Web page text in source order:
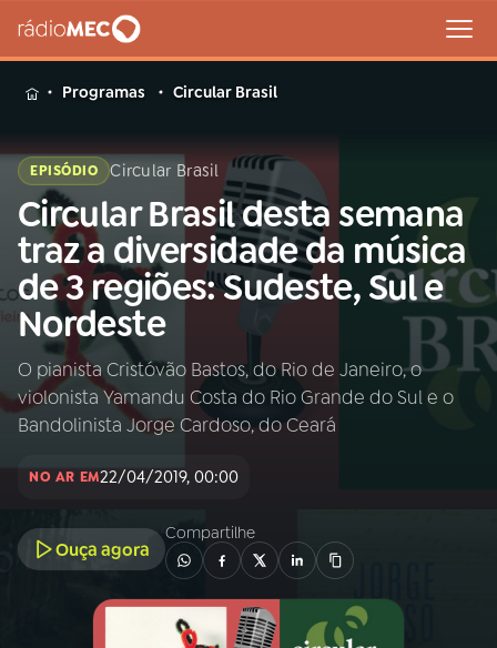
MENU
Buscar
na
Rádio
MEC
Buscar
Início
01INÍCIO
02A RÁDIO
03PROGRAMAÇÃO
PROGRAMAS
Programas Circular Brasil
EPISÓDIO Circular Brasil
Circular Brasil desta semana
traz a diversidade da música
de 3 regiões: Sudeste, Sul e
Nordeste
O pianista Cristóvão Bastos, do Rio de Janeiro, o
violonista Yamandu Costa do Rio Grande do Sul e o
Bandolinista Jorge Cardoso, do Ceará
NO AR EM22/04/2019, 00:00
Ouça agora
Compartilhe